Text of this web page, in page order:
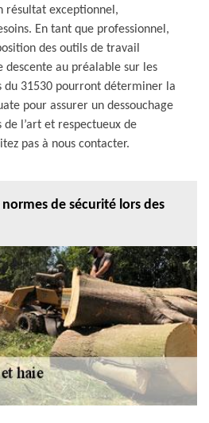
résultat exceptionnel,
En tant que professionnel,
des outils de travail
descente au préalable sur les
du 31530 pourront déterminer la
pour assurer un dessouchage
l’art et respectueux de
pas à nous contacter.
de sécurité lors des